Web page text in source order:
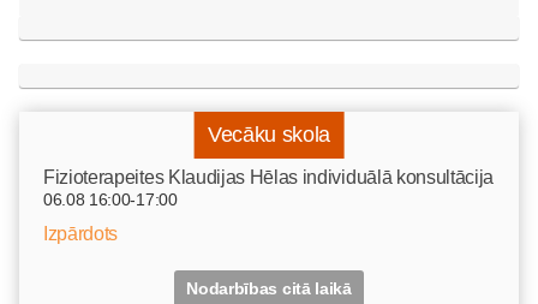
Vecāku skola
Fizioterapeites Klaudijas Hēlas individuālā konsultācija
06.08 16:00-17:00
Izpārdots
Nodarbības citā laikā